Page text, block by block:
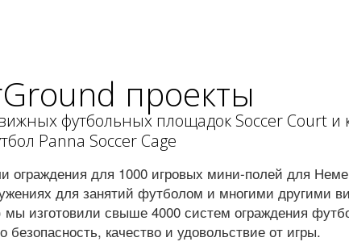
проекты
футбольных площадок Soccer Court и
Panna Soccer Cage
для 1000 игровых мини-полей для
для занятий футболом и многими другими
изготовили свыше 4000 систем ограждения
безопасность, качество и удовольствие от игры.